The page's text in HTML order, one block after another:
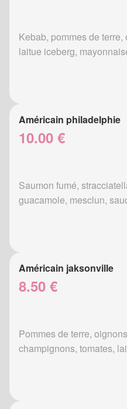
Kebab, pommes de
laitue iceberg,
Américain philadelphie
10.00 €
Saumon fumé,
guacamole, mesclun,
Américain jaksonville
8.50 €
Pommes de terre,
champignons, tomates,